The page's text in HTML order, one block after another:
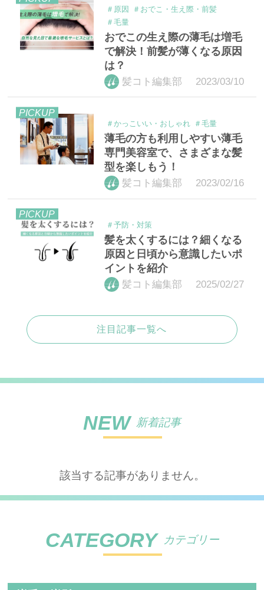
＃原因
＃おでこ・生え際・前髪
＃毛量
おでこの生え際の薄毛は増毛
で解決！前髪が薄くなる原因
は？
髪コト編集部
2023/03/10
PICKUP
＃かっこいい・おしゃれ ＃毛量
薄毛の方も利用しやすい薄毛
専門美容室で、さまざまな髪
型を楽しもう！
髪コト編集部
2023/02/16
PICKUP
＃予防・対策
髪を太くするには？細くなる
原因と日頃から意識したいポ
イントを紹介
髪コト編集部
2025/02/27
注目記事一覧へ
NEW 新着記事
該当する記事がありません。
CATEGORY カテゴリー